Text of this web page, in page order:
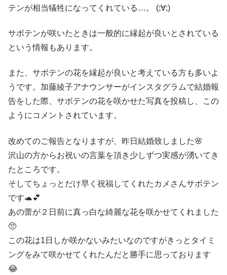
テンが相当犠牲になってくれている…。 (;∀;)
サボテンが咲いたときは一般的に縁起が良いとされている
という情報もあります。
また、サボテンの花を縁起が良いと考えている方も多いよ
うです。加藤綾子アナウンサーがインスタグラムで結婚報
告をした際、サボテンの花を咲かせた写真を投稿し、この
ようにコメントされています。
改めてのご報告となりますが、昨日結婚致しました🌸
沢山の方からお祝いの言葉を頂き少しずつ実感が湧いてき
たところです。
そしてちょっとだけ早く祝福してくれたカメさんサボテン
です🐢💕
あの蕾が２日前に真っ白な綺麗な花を咲かせてくれました
🥺
この花は1日しか咲かないみたいなのですがきっとタイミ
ングをみて咲かせてくれたんだと勝手に思っております
😂